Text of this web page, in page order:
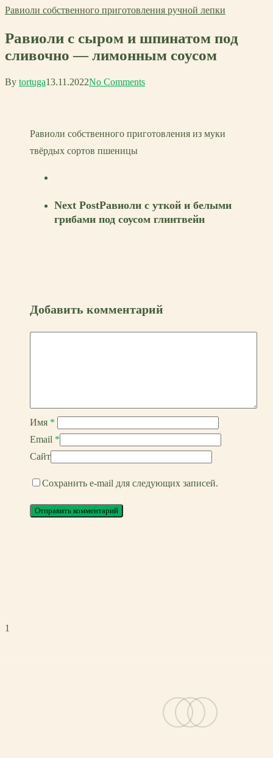
Равиоли собственного приготовления ручной лепки
Равиоли с сыром и шпинатом под
сливочно — лимонным соусом
By tortuga13.11.2022No Comments
Равиоли собственного приготовления из муки
твёрдых сортов пшеницы
Next PostРавиоли с уткой и белыми
грибами под соусом глинтвейн
Добавить комментарий
Имя *
Email *
Сайт
Сохранить e-mail для следующих записей.
1
vk telegram
email